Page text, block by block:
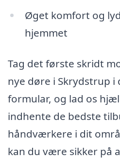
Øget komfort og
hjemmet
Tag det første skridt
nye døre i Skrydstrup i
formular, og lad os
indhente de bedste
håndværkere i dit
kan du være sikker på